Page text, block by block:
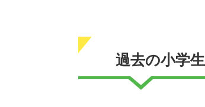
過去の小学